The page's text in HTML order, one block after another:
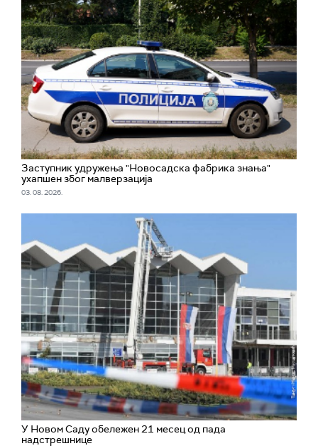
Заступник удружења "Новосадска фабрика знања"
ухапшен због малверзација
03. 08. 2026.
У Новом Саду обележен 21 месец од пада
надстрешнице